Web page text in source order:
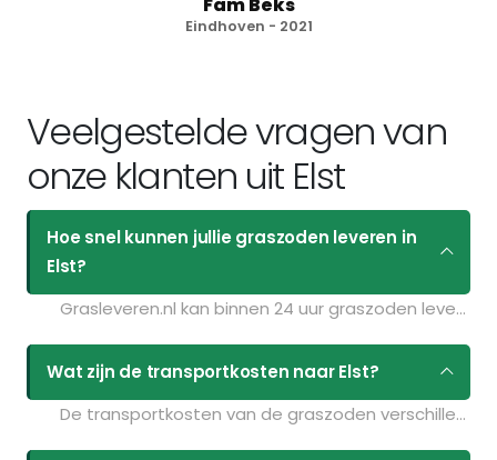
Eindhoven - 2021
Veelgestelde vragen van
onze klanten uit Elst
Hoe snel kunnen jullie graszoden leveren in
Elst?
Grasleveren.nl kan binnen 24 uur graszoden leveren in Elst. Als u bijvoorbeeld graszoden op maandag bestelt voor 11:30 kunt u ze de volgende dag geleverd krijgen. Kijk voor de actuele leverdagen op de pagina
Wat zijn de transportkosten naar Elst?
De transportkosten van de graszoden verschillen per postcodegebied en zijn afhankelijk van de hoeveelheid graszoden die u bestelt. Bent u benieuwd naar de prijzen? Vul uw gegevens in op de pagina